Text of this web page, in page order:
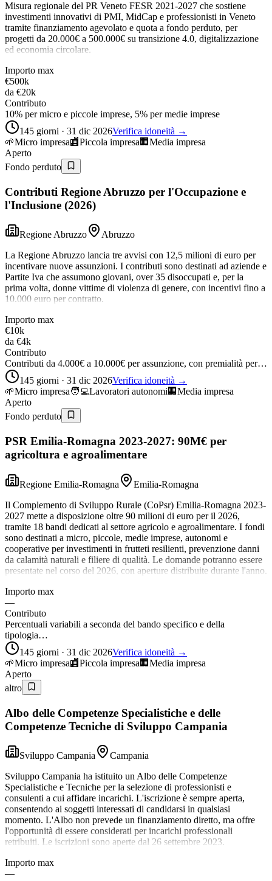
Misura regionale del PR Veneto FESR 2021-2027 che sostiene
investimenti innovativi di PMI, MidCap e professionisti in Veneto
tramite finanziamento agevolato e quota a fondo perduto, per
progetti da 20.000€ a 500.000€ su transizione 4.0, digitalizzazione
ed economia circolare.
Importo max
€500k
da €20k
Contributo
10% per micro e piccole imprese, 5% per medie imprese
145 giorni · 31 dic 2026Verifica idoneità →
🌱Micro impresa🏬Piccola impresa 🏢 Media impresa
Aperto
Fondo perduto
Contributi Regione Abruzzo per l'Occupazione e
l'Inclusione (2026)
Regione Abruzzo
Abruzzo
La Regione Abruzzo lancia tre avvisi con 12,5 milioni di euro per
incentivare nuove assunzioni. I contributi sono destinati ad aziende e
Partite Iva che assumono giovani, over 35 disoccupati e, per la
prima volta, donne vittime di violenza di genere, con incentivi fino a
10.000 euro per contratto.
Importo max
€10k
da €4k
Contributo
Contributi da 4.000€ a 10.000€ per assunzione, con premialità per…
145 giorni · 31 dic 2026Verifica idoneità →
🌱Micro impresa🧑‍💻Lavoratori autonomi🏢 Media impresa
Aperto
Fondo perduto
PSR Emilia-Romagna 2023-2027: 90M€ per
agricoltura e agroalimentare
Regione Emilia-Romagna
Emilia-Romagna
Il Complemento di Sviluppo Rurale (CoPsr) Emilia-Romagna 2023-
2027 mette a disposizione oltre 90 milioni di euro per il 2026,
tramite 18 bandi dedicati al settore agricolo e agroalimentare. I fondi
sono destinati a micro, piccole, medie imprese, autonomi e
cooperative per investimenti in frutteti resilienti, prevenzione danni
da calamità naturali e filiere di qualità. Le domande potranno essere
presentate nel corso del 2026, con aperture distribuite durante l'anno.
Importo max
—
Contributo
Percentuali variabili a seconda del bando specifico e della
tipologia…
145 giorni · 31 dic 2026Verifica idoneità →
🌱Micro impresa🏬Piccola impresa 🏢 Media impresa
Aperto
altro
Albo delle Competenze Specialistiche e delle
Competenze Tecniche di Sviluppo Campania
Sviluppo Campania
Campania
Sviluppo Campania ha istituito un Albo delle Competenze
Specialistiche e Tecniche per la selezione di professionisti e
consulenti a cui affidare incarichi. L'iscrizione è sempre aperta,
consentendo ai soggetti interessati di candidarsi in qualsiasi
momento. L'Albo non prevede un finanziamento diretto, ma offre
l'opportunità di essere considerati per incarichi professionali
retribuiti. Le iscrizioni sono aperte dal 26 settembre 2023.
Importo max
—